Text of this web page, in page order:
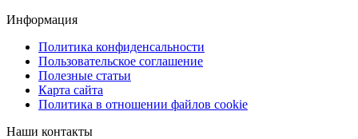
Информация
Политика конфиденсальности
Пользовательское соглашение
Полезные статьи
Карта сайта
Политика в отношении файлов cookie
Наши контакты